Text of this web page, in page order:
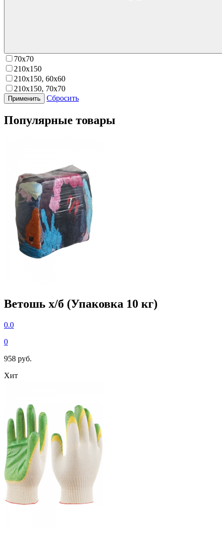
70х70
210х150
210х150, 60х60
210х150, 70х70
Сбросить
Популярные товары
Ветошь х/б (Упаковка 10 кг)
0.0
0
958 руб.
Хит